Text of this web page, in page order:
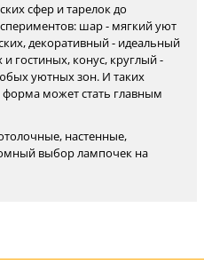
сфер и тарелок до
шар - мягкий уют
декоративный - идеальный
гостиных, конус, круглый -
уютных зон. И таких
форма может стать главным
настенные,
выбор лампочек на